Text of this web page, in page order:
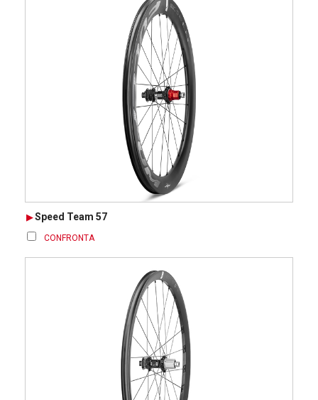
Speed Team 57
CONFRONTA